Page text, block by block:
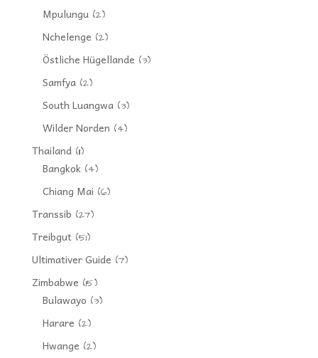
Mpulungu(2)
Nchelenge (2)
Östliche Hügellande (3)
Samfya(2)
South Luangwa(3)
Wilder Norden (4)
Thailand(11)
Bangkok(4)
Chiang Mai (6)
Transsib (27)
Treibgut(51)
Ultimativer Guide (7)
Zimbabwe (15)
Bulawayo (3)
Harare (2)
Hwange (2)